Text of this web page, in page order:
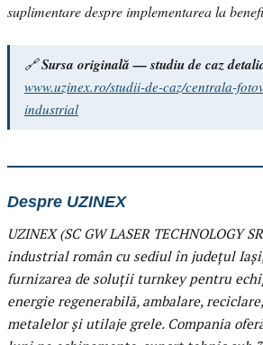
suplimentare despre implementarea la
🔗Sursa originală — studiu de caz
www.uzinex.ro/studii-de-caz/centrala-
industrial
Despre UZINEX
UZINEX (SC GW LASER TECHNOLOGY
industrial român cu sediul în județul
furnizarea de soluții turnkey pentru
energie regenerabilă, ambalare,
metalelor și utilaje grele. Compania